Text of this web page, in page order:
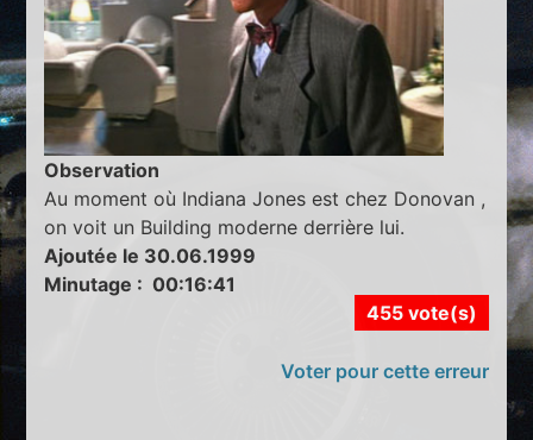
Observation
Au moment où Indiana Jones est chez Donovan ,
on voit un Building moderne derrière lui.
Ajoutée le 30.06.1999
Minutage : 00:16:41
455 vote(s)
Voter pour cette erreur